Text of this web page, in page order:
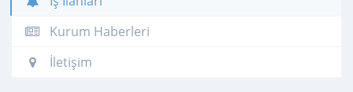
Kurum Haberleri
İletişim